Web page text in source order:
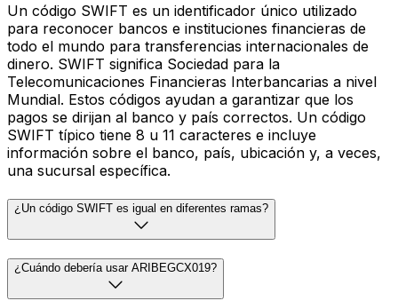
Un código SWIFT es un identificador único utilizado
para reconocer bancos e instituciones financieras de
todo el mundo para transferencias internacionales de
dinero. SWIFT significa Sociedad para la
Telecomunicaciones Financieras Interbancarias a nivel
Mundial. Estos códigos ayudan a garantizar que los
pagos se dirijan al banco y país correctos. Un código
SWIFT típico tiene 8 u 11 caracteres e incluye
información sobre el banco, país, ubicación y, a veces,
una sucursal específica.
¿Un código SWIFT es igual en diferentes ramas?
¿Cuándo debería usar ARIBEGCX019?